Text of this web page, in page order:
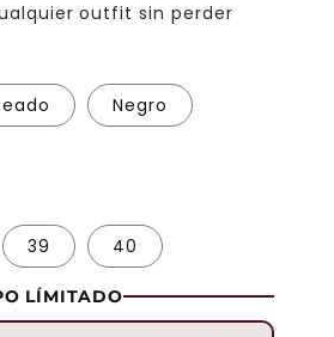
outfit sin perder
Negro
39 40
LÍMITADO